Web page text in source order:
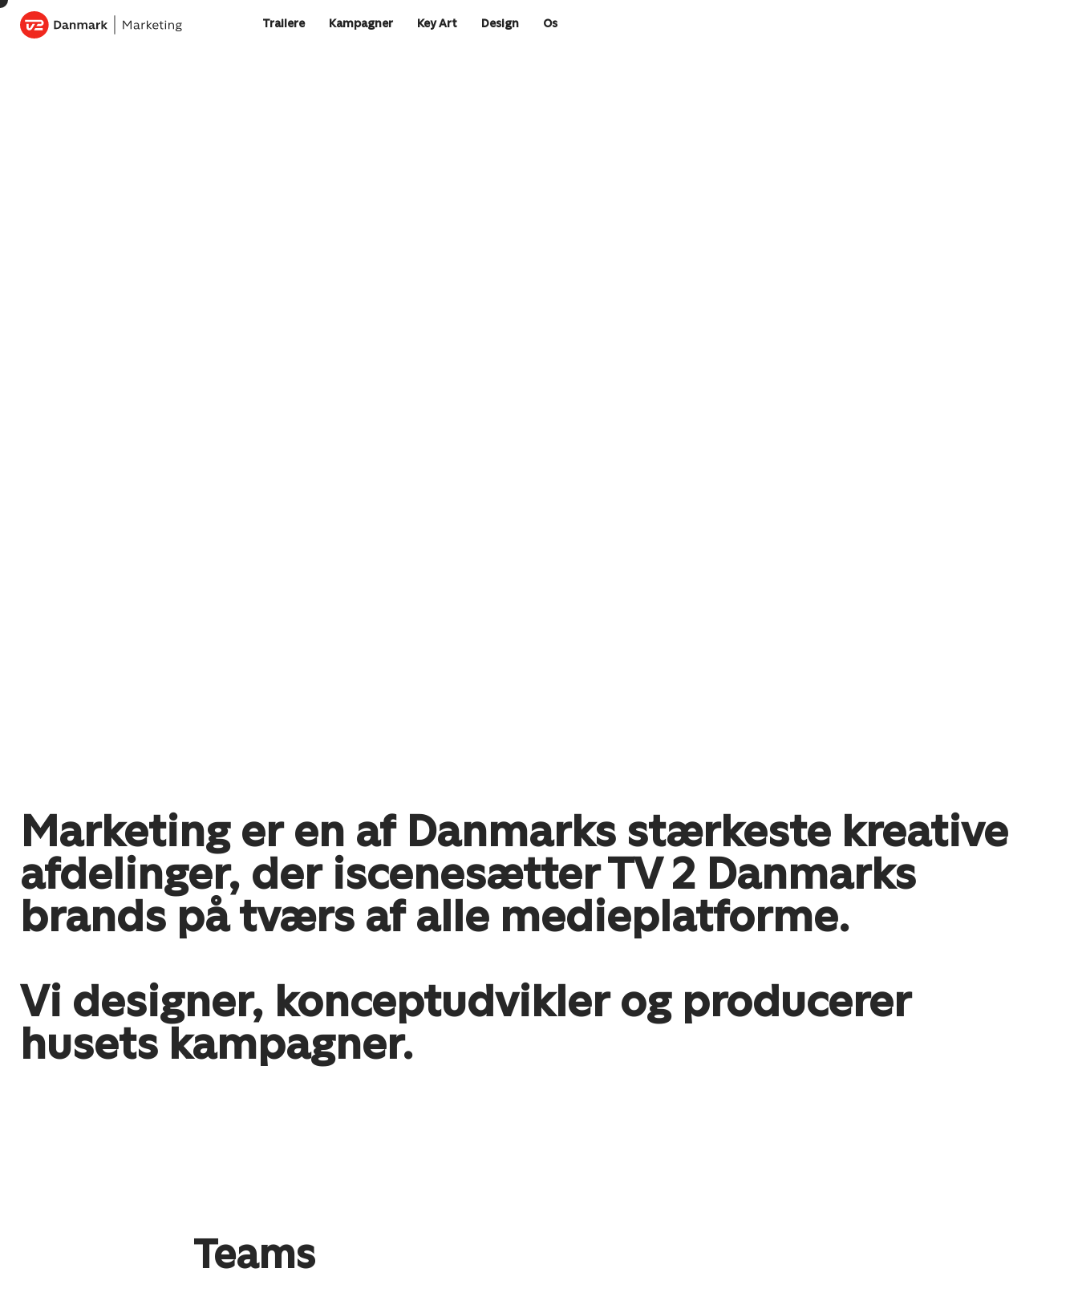
Trailere Kampagner Key Art Design Os
Marketing er en af Danmarks stærkeste kreative
afdelinger, der iscenesætter TV 2 Danmarks
brands på tværs af alle medieplatforme.
Vi designer, konceptudvikler og producerer
husets kampagner.
Teams